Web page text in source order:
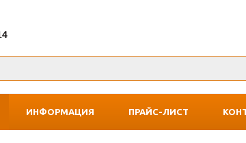
ИНФОРМАЦИЯ ПРАЙС-ЛИСТ